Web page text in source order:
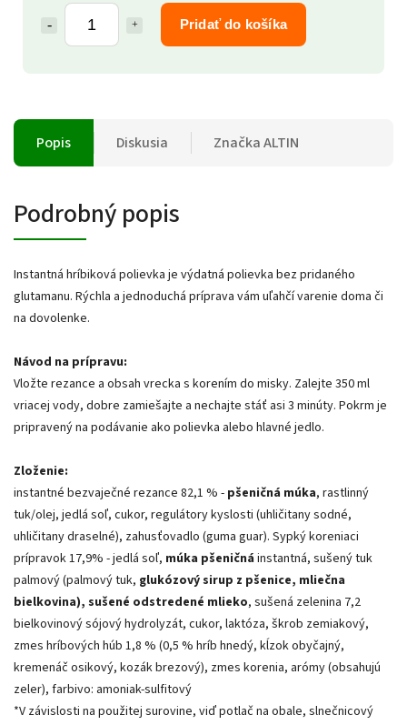
Pridať do košíka
Popis Diskusia ZnačkaALTIN
Podrobný popis
Instantná hríbiková polievka je výdatná polievka bez pridaného
glutamanu. Rýchla a jednoduchá príprava vám uľahčí varenie doma či
na dovolenke.
Návod na prípravu:
Vložte rezance a obsah vrecka s korením do misky. Zalejte 350 ml
vriacej vody, dobre zamiešajte a nechajte stáť asi 3 minúty. Pokrm je
pripravený na podávanie ako polievka alebo hlavné jedlo.
Zloženie:
instantné bezvaječné rezance 82,1 % - pšeničná múka, rastlinný
tuk/olej, jedlá soľ, cukor, regulátory kyslosti (uhličitany sodné,
uhličitany draselné), zahusťovadlo (guma guar). Sypký koreniaci
prípravok 17,9% - jedlá soľ, múka pšeničná instantná, sušený tuk
palmový (palmový tuk, glukózový sirup z pšenice, mliečna
bielkovina), sušené odstredené mlieko, sušená zelenina 7,2
bielkovinový sójový hydrolyzát, cukor, laktóza, škrob zemiakový,
zmes hríbových húb 1,8 % (0,5 % hríb hnedý, kĺzok obyčajný,
kremenáč osikový, kozák brezový), zmes korenia, arómy (obsahujú
zeler), farbivo: amoniak-sulfitový
*V závislosti na použitej surovine, viď potlač na obale, slnečnicový